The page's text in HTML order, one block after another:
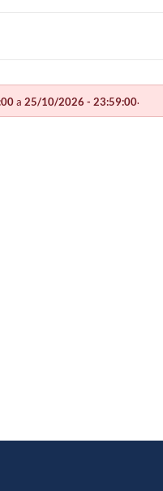
a 25/10/2026 - 23:59:00.